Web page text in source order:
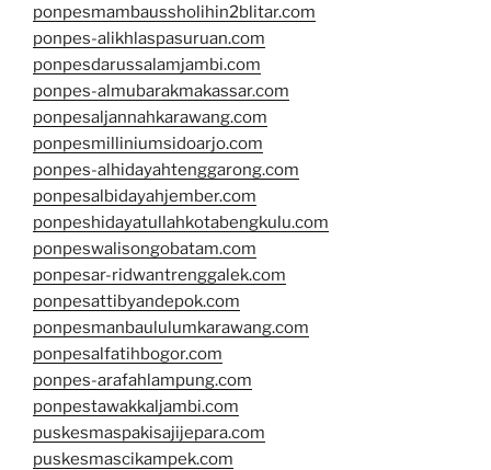
ponpesmambaussholihin2blitar.com
ponpes-alikhlaspasuruan.com
ponpesdarussalamjambi.com
ponpes-almubarakmakassar.com
ponpesaljannahkarawang.com
ponpesmilliniumsidoarjo.com
ponpes-alhidayahtenggarong.com
ponpesalbidayahjember.com
ponpeshidayatullahkotabengkulu.com
ponpeswalisongobatam.com
ponpesar-ridwantrenggalek.com
ponpesattibyandepok.com
ponpesmanbaululumkarawang.com
ponpesalfatihbogor.com
ponpes-arafahlampung.com
ponpestawakkaljambi.com
puskesmaspakisajijepara.com
puskesmascikampek.com